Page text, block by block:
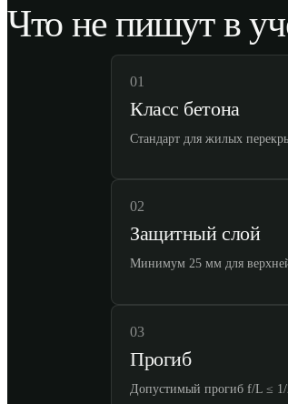
Что не пишут в
01
Класс бетона
Стандарт для жилых
02
Защитный слой
Минимум 25 мм для
03
Прогиб
Допустимый прогиб f/L ≤ 1/